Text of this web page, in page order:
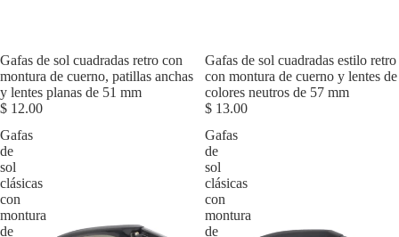
Agotado
Gafas de sol cuadradas retro con
montura de cuerno, patillas anchas
y lentes planas de 51 mm
$ 12.00
Gafas de sol cuadradas estilo retro
con montura de cuerno y lentes de
colores neutros de 57 mm
$ 13.00
Gafas
de
sol
clásicas
con
montura
de
Gafas
de
sol
clásicas
con
montura
de